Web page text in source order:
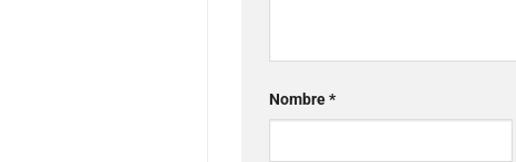
Nombre*